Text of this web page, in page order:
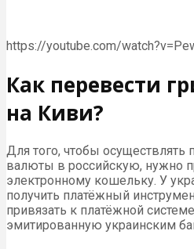
https://youtube.com/
Как перевести
на Киви?
Для того, чтобы осуществлять
валюты в российскую, нужно
электронному кошельку. У
получить платёжный
привязать к платёжной
эмитированную украинским